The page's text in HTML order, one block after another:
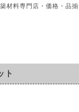
材料専門店・価格・品
ト